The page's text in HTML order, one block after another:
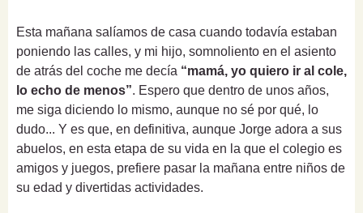
Esta mañana salíamos de casa cuando todavía estaban
poniendo las calles, y mi hijo, somnoliento en el asiento
de atrás del coche me decía “mamá, yo quiero ir al cole,
lo echo de menos”. Espero que dentro de unos años,
me siga diciendo lo mismo, aunque no sé por qué, lo
dudo... Y es que, en definitiva, aunque Jorge adora a sus
abuelos, en esta etapa de su vida en la que el colegio es
amigos y juegos, prefiere pasar la mañana entre niños de
su edad y divertidas actividades.